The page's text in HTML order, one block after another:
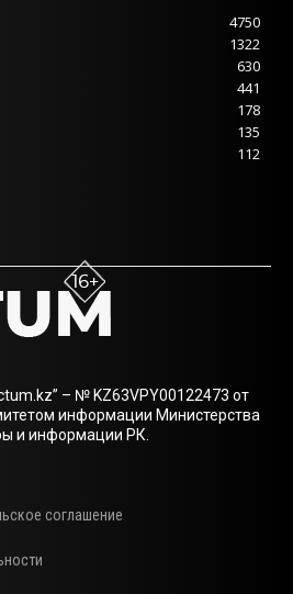
4750
1322
630
441
178
135
112
– № KZ63VPY00122473 от
информации Министерства
и информации РК.
соглашение